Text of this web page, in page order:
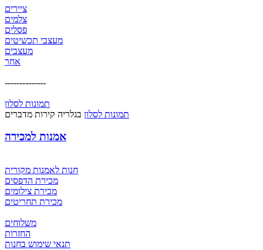
ציירים
צלמים
פסלים
מעצבי תכשיטים
מעצבים
אחר
--------------
תמונות לסלון
תמונות לסלון בגלריה קירות מדברים
אמנות למכירה
חנות לאמנות מקורית
מכירת הדפסים
מכירת צילומים
מכירת תחריטים
משלוחים
החזרות
תנאי שימוש בחנות